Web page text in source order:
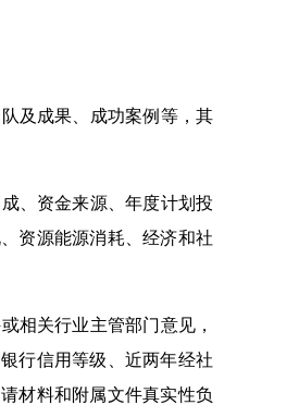
及成果、成功案例等，其
、资金来源、年度计划投
资源能源消耗、经济和社
相关行业主管部门意见，
行信用等级、近两年经社
材料和附属文件真实性负